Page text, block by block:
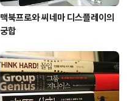
맥북프로와 씨네마 디스플레이의
궁합